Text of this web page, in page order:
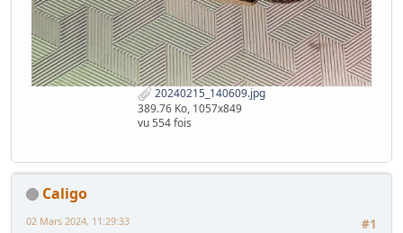
20240215_140609.jpg
389.76 Ko, 1057x849
vu 554 fois
Caligo
#1
02 Mars 2024, 11:29:33